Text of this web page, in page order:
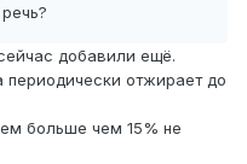
добавили ещё.
периодически отжирает до
больше чем 15% не